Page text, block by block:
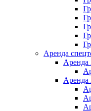
Аренда
Аренда